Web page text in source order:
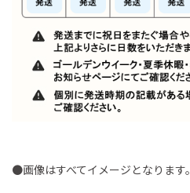
●画像はすべてイメージとなります。